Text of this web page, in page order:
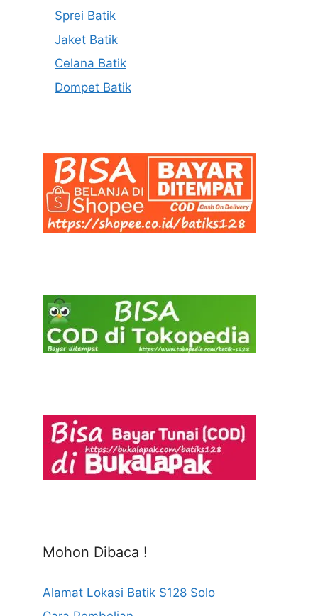
Sprei Batik
Jaket Batik
Celana Batik
Dompet Batik
Mohon Dibaca !
Alamat Lokasi Batik S128 Solo